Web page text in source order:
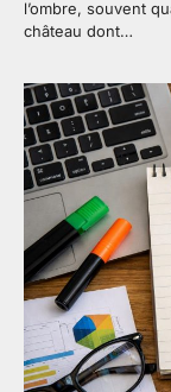
l’ombre, souvent
château dont…